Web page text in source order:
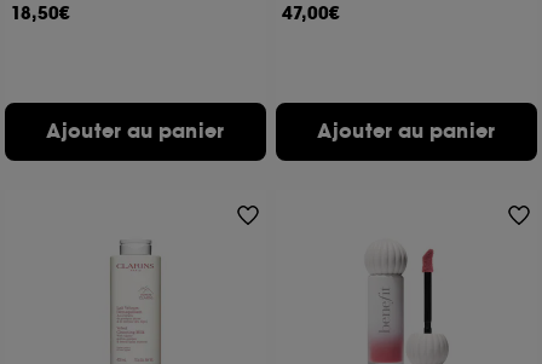
18,50€
Ajouter au panier
47,00€
Ajouter au panier